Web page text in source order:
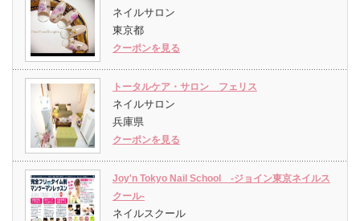
ネイルサロン
東京都
クーポンを見る
トータルケア・サロン フェリス
ネイルサロン
兵庫県
クーポンを見る
Joy'n Tokyo Nail School -ジョイン東京ネイルス
クール-
ネイルスクール